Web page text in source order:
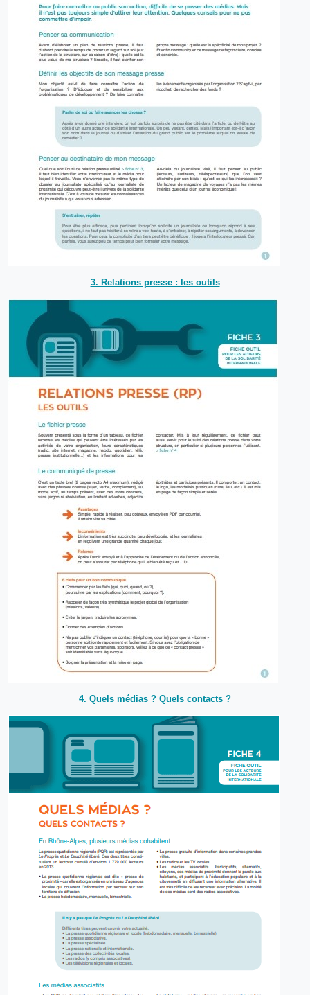
3. Relations presse : les outils
4. Quels médias ? Quels contacts ?